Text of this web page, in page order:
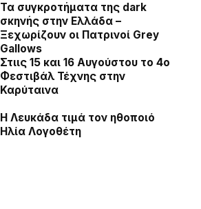
Τα συγκροτήματα της dark
σκηνής στην Ελλάδα –
Ξεχωρίζουν οι Πατρινοί Grey
Gallows
Στιις 15 και 16 Αυγούστου το 4ο
Φεστιβάλ Τέχνης στην
Καρύταινα
Η Λευκάδα τιμά τον ηθοποιό
Ηλία Λογοθέτη